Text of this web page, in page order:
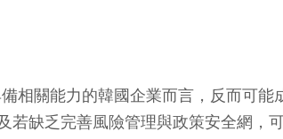
關能力的韓國企業而言，反而可能
缺乏完善風險管理與政策安全網，